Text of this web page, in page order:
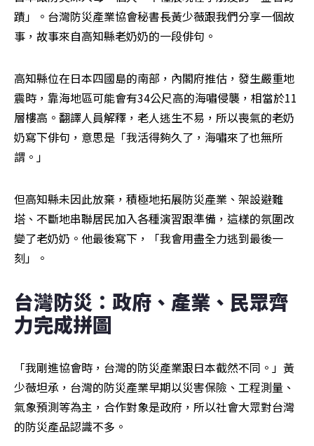
蹟」。台灣防災產業協會秘書長黃少薇跟我們分享一個故
事，故事來自高知縣老奶奶的一段俳句。
高知縣位在日本四國島的南部，內閣府推估，發生嚴重地
震時，靠海地區可能會有34公尺高的海嘯侵襲，相當於11
層樓高。翻譯人員解釋，老人逃生不易，所以喪氣的老奶
奶寫下俳句，意思是「我活得夠久了，海嘯來了也無所
謂。」
但高知縣未因此放棄，積極地拓展防災產業、架設避難
塔、不斷地串聯居民加入各種演習跟準備，這樣的氛圍改
變了老奶奶。他最後寫下，「我會用盡全力逃到最後一
刻」。
台灣防災：政府、產業、民眾齊
力完成拼圖
「我剛進協會時，台灣的防災產業跟日本截然不同。」黃
少薇坦承，台灣的防災產業早期以災害保險、工程測量、
氣象預測等為主，合作對象是政府，所以社會大眾對台灣
的防災產品認識不多。